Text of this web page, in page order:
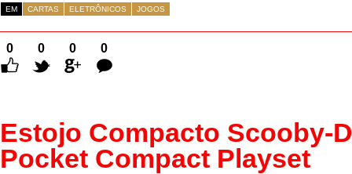
EM CARTAS ELETRÔNICOS JOGOS
0 0 0
0
Comentários
Estojo Compacto Scooby-
Pocket Compact Playset